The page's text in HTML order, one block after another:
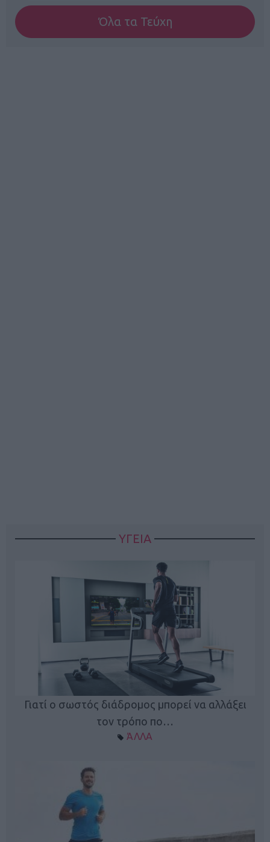
Όλα τα Τεύχη
ΥΓΕΙΑ
Γιατί ο σωστός διάδρομος μπορεί να αλλάξει
τον τρόπο πο…
ΆΛΛΑ